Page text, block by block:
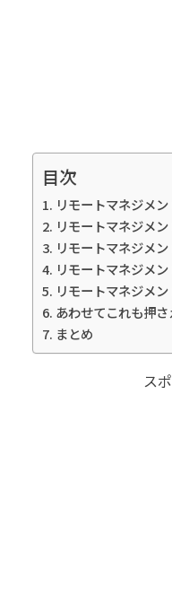
目次
リモートマネジメン
リモートマネジメ
リモートマネジメ
リモートマネジメ
リモートマネジメ
あわせてこれも押さ
まとめ
ス